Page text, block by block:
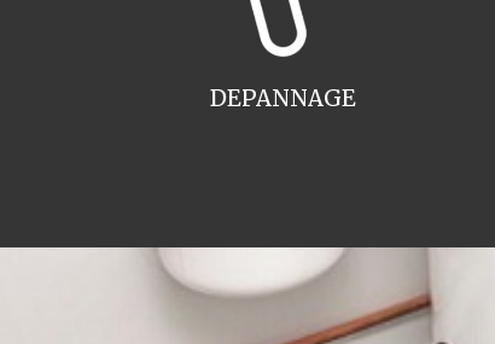
DEPANNAGE